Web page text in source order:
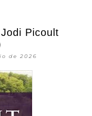
Picoult
de 2026